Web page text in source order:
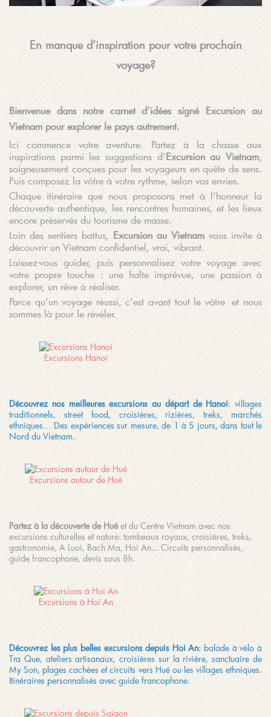
En manque d’inspiration pour votre prochain
voyage?
Bienvenue dans notre carnet d’idées signé Excursion au
Vietnam pour explorer le pays autrement.
Ici commence votre aventure. Partez à la chasse aux
inspirations parmi les suggestions d’Excursion au Vietnam,
soigneusement conçues pour les voyageurs en quête de sens.
Puis composez la vôtre à votre rythme, selon vos envies.
Chaque itinéraire que nous proposons met à l’honneur la
découverte authentique, les rencontres humaines, et les lieux
encore préservés du tourisme de masse.
Loin des sentiers battus, Excursion au Vietnam vous invite à
découvrir un Vietnam confidentiel, vrai, vibrant.
Laissez-vous guider, puis personnalisez votre voyage avec
votre propre touche : une halte imprévue, une passion à
explorer, un rêve à réaliser.
Parce qu’un voyage réussi, c’est avant tout le vôtre et nous
sommes là pour le révéler.
Excursions Hanoi
Découvrez nos meilleures excursions au départ de Hanoi: villages
traditionnels, street food, croisières, rizières, treks, marchés
ethniques… Des expériences sur mesure, de 1 à 5 jours, dans tout le
Nord du Vietnam.
Excursions autour de Hué
Partez à la découverte de Huéet du Centre Vietnam avec nos
excursions culturelles et nature: tombeaux royaux, croisières, treks,
gastronomie, A Luoi, Bach Ma, Hoi An... Circuits personnalisés,
guide francophone, devis sous 8h.
Excursions à Hoi An
Découvrez les plus belles excursions depuis Hoi An: balade à vélo à
Tra Que, ateliers artisanaux, croisières sur la rivière, sanctuaire de
My Son, plages cachées et circuits vers Hué ou les villages ethniques.
Itinéraires personnalisés avec guide francophone.